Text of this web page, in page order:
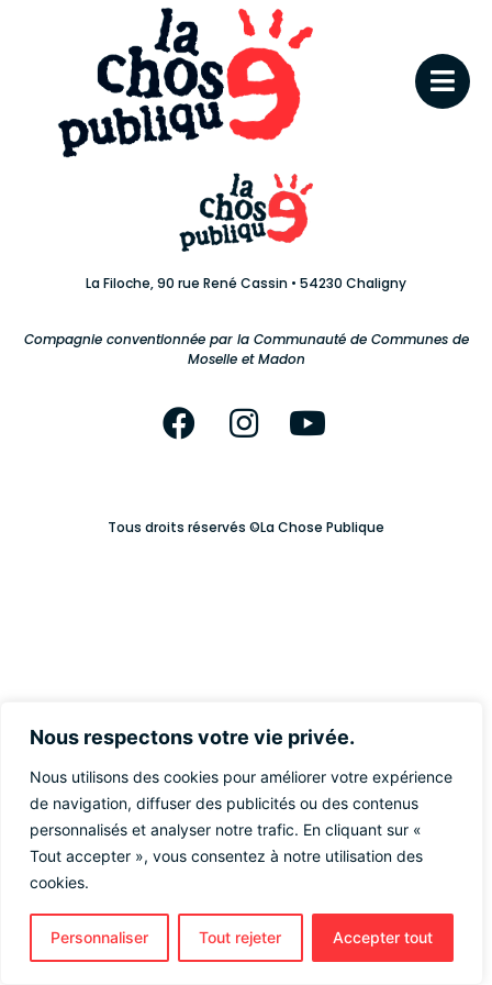
Nous respectons votre vie privée.
Nous utilisons des cookies pour améliorer votre expérience
de navigation, diffuser des publicités ou des contenus
personnalisés et analyser notre trafic. En cliquant sur «
Tout accepter », vous consentez à notre utilisation des
cookies.
Personnaliser Tout rejeter Accepter tout
La Filoche, 90 rue René Cassin • 54230 Chaligny
Compagnie conventionnée par la Communauté de Communes de
Moselle et Madon
Tous droits réservés ©La Chose Publique